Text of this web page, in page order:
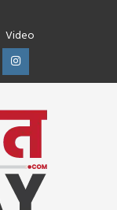
Video
Instagram